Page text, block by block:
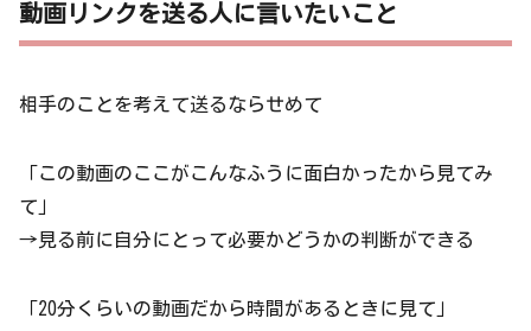
動画リンクを送る人に言いたいこと
相手のことを考えて送るならせめて
「この動画のここがこんなふうに面白かったから見てみ
て」
→見る前に自分にとって必要かどうかの判断ができる
「20分くらいの動画だから時間があるときに見て」